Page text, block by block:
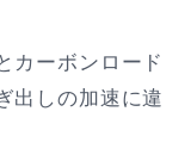
カーボンロード
出しの加速に違